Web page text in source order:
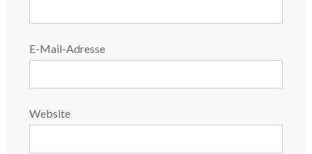
E-Mail-Adresse
Website